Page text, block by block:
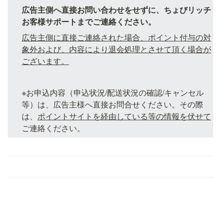
広告主側へ直接お問い合わせをせずに、ちょびリッチ
お客様サポートまでご連絡ください。
広告主側に直接ご連絡された場合、ポイント付与の対
象外および、内容により退会処理とさせて頂く場合が
ございます。
※お申込内容（申込状況/配送状況の確認/キャンセル
等）は、広告主様へ直接お問合せください。その際
は、 ポイントサイトを経由している等の情報を伏せて
ご連絡ください。